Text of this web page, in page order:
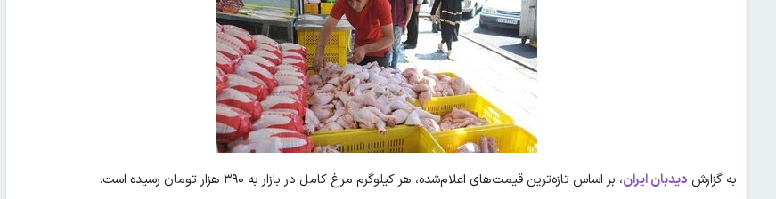
به گزارش دیدبان ایران، بر اساس تازه‌ترین قیمت‌های اعلام‌شده، هر کیلوگرم مرغ کامل در بازار به ۳۹۰ هزار تومان رسیده است.